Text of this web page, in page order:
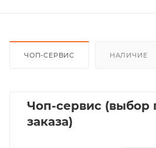
ЧОП-СЕРВИС НАЛИЧИЕ
Чоп-сервис (выбор
заказа)